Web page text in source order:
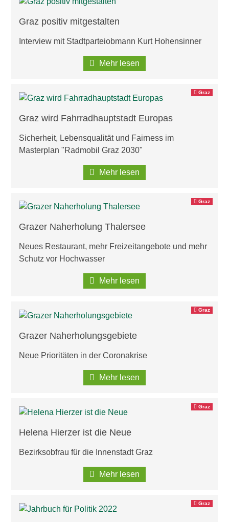
Graz positiv mitgestalten
Interview mit Stadtparteiobmann Kurt Hohensinner
Mehr lesen
Graz
Graz wird Fahrradhauptstadt Europas
Sicherheit, Lebensqualität und Fairness im
Masterplan "Radmobil Graz 2030"
Mehr lesen
Graz
Grazer Naherholung Thalersee
Neues Restaurant, mehr Freizeitangebote und mehr
Schutz vor Hochwasser
Mehr lesen
Graz
Grazer Naherholungsgebiete
Neue Prioritäten in der Coronakrise
Mehr lesen
Graz
Helena Hierzer ist die Neue
Bezirksobfrau für die Innenstadt Graz
Mehr lesen
Graz